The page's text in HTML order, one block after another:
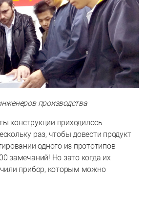
производства
конструкции приходилось
раз, чтобы довести продукт
одного из прототипов
замечаний! Но зато когда их
прибор, которым можно